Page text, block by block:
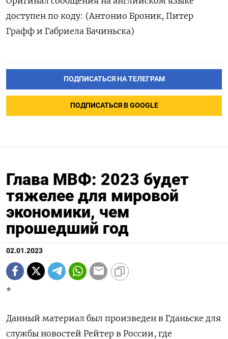
доступен по коду: (Антонио Броник, Питер
Графф и Габриела Бачиньска)
ПОДПИСАТЬСЯ НА ТЕЛЕГРАМ
ПОДПИСАТЬСЯ В GOOGLE
Глава МВФ: 2023 будет
тяжелее для мировой
экономики, чем
прошедший год
02.01.2023
*
Данный материал был произведен в Гданьске для
службы новостей Рейтер в России, где